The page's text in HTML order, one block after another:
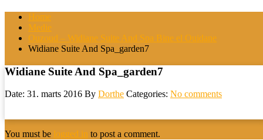
Home
Medie
Ouzoud – Widiane Suite And Spa Bine el Ouidane
Widiane Suite And Spa_garden7
Widiane Suite And Spa_garden7
Date: 31. marts 2016 By Dorthe Categories: No comments
You must be logged in to post a comment.